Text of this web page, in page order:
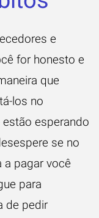
e
for honesto e
que
los no
esperando
se no
a pagar você
para
de pedir